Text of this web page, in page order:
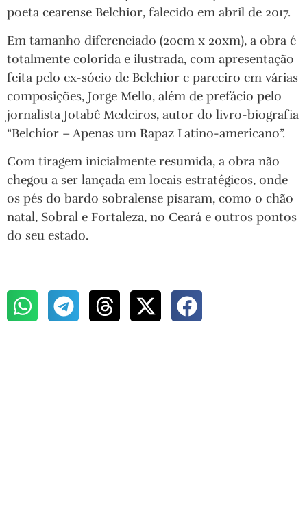
poeta cearense Belchior, falecido em abril de 2017.
Em tamanho diferenciado (20cm x 20xm), a obra é
totalmente colorida e ilustrada, com apresentação
feita pelo ex-sócio de Belchior e parceiro em várias
composições, Jorge Mello, além de prefácio pelo
jornalista Jotabê Medeiros, autor do livro-biografia
“Belchior – Apenas um Rapaz Latino-americano”.
Com tiragem inicialmente resumida, a obra não
chegou a ser lançada em locais estratégicos, onde
os pés do bardo sobralense pisaram, como o chão
natal, Sobral e Fortaleza, no Ceará e outros pontos
do seu estado.